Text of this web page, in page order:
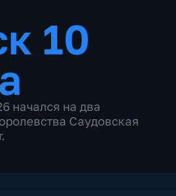
10
начался на два
Саудовская